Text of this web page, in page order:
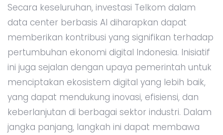
Secara keseluruhan, investasi Telkom dalam
data center berbasis AI diharapkan dapat
memberikan kontribusi yang signifikan terhadap
pertumbuhan ekonomi digital Indonesia. Inisiatif
ini juga sejalan dengan upaya pemerintah untuk
menciptakan ekosistem digital yang lebih baik,
yang dapat mendukung inovasi, efisiensi, dan
keberlanjutan di berbagai sektor industri. Dalam
jangka panjang, langkah ini dapat membawa